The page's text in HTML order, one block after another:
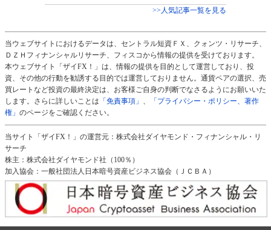
>>人気記事一覧を見る
当ウェブサイトにおけるデータは、セントラル短資ＦＸ、クォンツ・リサーチ、
ＤＺＨフィナンシャルリサーチ、フィスコから情報の提供を受けております。
本ウェブサイト「ザイFX！」は、情報の提供を目的として運営しており、投
資、その他の行動を勧誘する目的では運営しておりません。通貨ペアの選択、売
買レートなど投資の最終決定は、お客様ご自身の判断でなさるようにお願いいた
します。さらに詳しいことは 「免責事項」 、
「プライバシー・ポリシー、著作
権」 のページをご確認ください。
当サイト「ザイFX！」の運営元：株式会社ダイヤモンド・フィナンシャル・リ
サーチ
株主：株式会社ダイヤモンド社（100％）
加入協会：一般社団法人日本暗号資産ビジネス協会（ＪＣＢＡ）